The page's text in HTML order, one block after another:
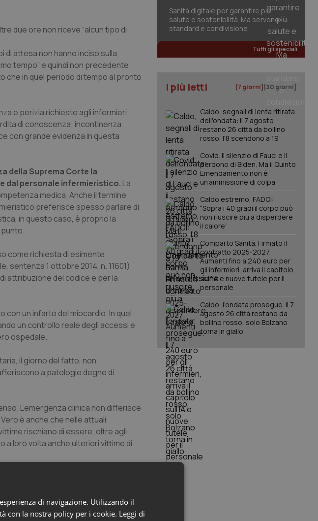
due ore non riceve “alcun tipo di
di attesa non hanno inciso sulla
tempo” e quindi non precedente
che in quel periodo di tempo al pronto
e perizia richieste agli infermieri
di conoscenza; incontinenza
con grande evidenza in questa
della Suprema Corte la
dal personale infermieristico. La
medica. Anche il termine
preferisce spesso parlare di
in questo caso, è proprio la
come richiesta di esimente
sentenza 1 ottobre 2014, n. 11601)
attribuzione del codice e per la
un infarto del miocardio. In quel
un controllo reale degli accessi e
ospedale.
il giorno del fatto, non
a patologie degne di
L’emergenza clinica non differisce
è anche che nelle attuali
rischiano di essere, oltre agli
loro volta anche ulteriori vittime di
le indicazioni delle linee guida, ci
di “intraprendere utilmente il
Sanità digitale per garantire più
salute e sostenibilità. Ma servono
standard e condivisione
Tutti gli speciali
I più letti [7 giorni] [30 giorni]
Caldo, segnali di lenta ritirata
dell'ondata: il 7 agosto
restano 26 città da bollino
rosso, l'8 scendono a 19
Covid. Il silenzio di Fauci e il
perdono di Biden. Ma il Quinto
Emendamento non è
un’ammissione di colpa
Caldo estremo, FADOI:
“Sopra i 40 gradi il corpo può
non riuscire più a disperdere
il calore”
Comparto Sanità. Firmato il
contratto 2025-2027.
Aumenti fino a 240 euro per
gli infermieri, arriva il capitolo
sull'IA e nuove tutele per il
personale
Caldo, l’ondata prosegue. Il 7
agosto 26 città restano da
bollino rosso, solo Bolzano
torna in giallo
di navigazione. Utilizzando il
con la nostra policy per i cookie. Leggi di